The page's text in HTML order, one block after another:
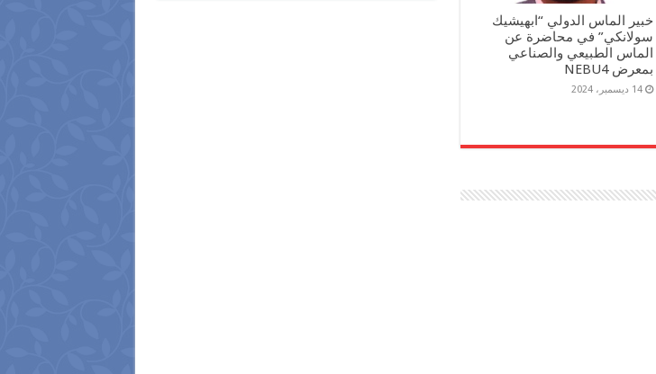
خبير الماس الدولي “ابهيشيك
سولانكي” في محاضرة عن
الماس الطبيعي والصناعي
بمعرض NEBU4
14 ديسمبر، 2024